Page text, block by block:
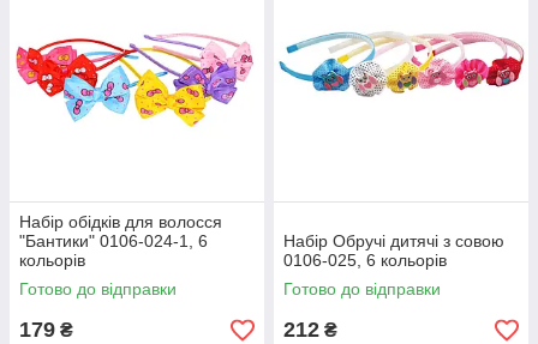
Набір обідків для волосся
"Бантики" 0106-024-1, 6
кольорів
Готово до відправки
179 ₴
Набір Обручі дитячі з совою
0106-025, 6 кольорів
Готово до відправки
212 ₴